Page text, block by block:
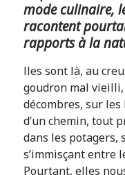
mode culinaire,
racontent
rapports à la
lles sont là, au
goudron mal
décombres, sur
d’un chemin, tout
dans les potagers,
s’immisçant entre
Pourtant, elles